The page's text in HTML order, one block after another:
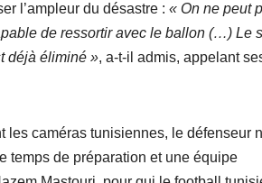
l’ampleur du désastre : « On ne peut
de ressortir avec le ballon (…) Le
déjà éliminé », a-t-il admis, appelant
les caméras tunisiennes, le défenseur
temps de préparation et une équipe